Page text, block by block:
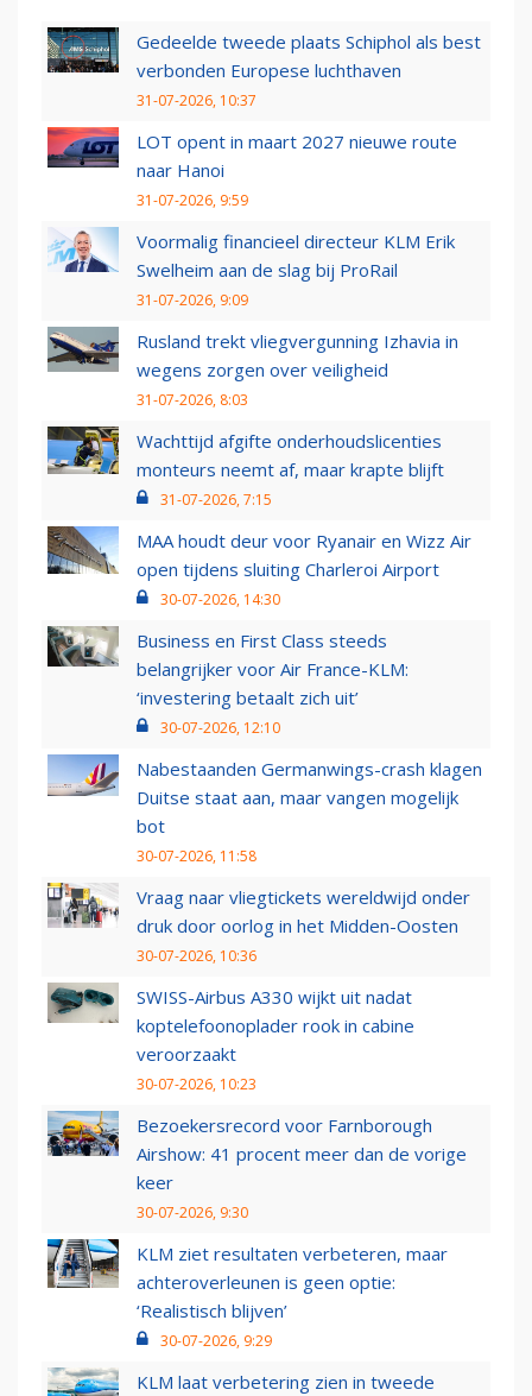
Gedeelde tweede plaats Schiphol als best
verbonden Europese luchthaven
31-07-2026, 10:37
LOT opent in maart 2027 nieuwe route
naar Hanoi
31-07-2026, 9:59
Voormalig financieel directeur KLM Erik
Swelheim aan de slag bij ProRail
31-07-2026, 9:09
Rusland trekt vliegvergunning Izhavia in
wegens zorgen over veiligheid
31-07-2026, 8:03
Wachttijd afgifte onderhoudslicenties
monteurs neemt af, maar krapte blijft
31-07-2026, 7:15
MAA houdt deur voor Ryanair en Wizz Air
open tijdens sluiting Charleroi Airport
30-07-2026, 14:30
Business en First Class steeds
belangrijker voor Air France-KLM:
‘investering betaalt zich uit’
30-07-2026, 12:10
Nabestaanden Germanwings-crash klagen
Duitse staat aan, maar vangen mogelijk
bot
30-07-2026, 11:58
Vraag naar vliegtickets wereldwijd onder
druk door oorlog in het Midden-Oosten
30-07-2026, 10:36
SWISS-Airbus A330 wijkt uit nadat
koptelefoonoplader rook in cabine
veroorzaakt
30-07-2026, 10:23
Bezoekersrecord voor Farnborough
Airshow: 41 procent meer dan de vorige
keer
30-07-2026, 9:30
KLM ziet resultaten verbeteren, maar
achteroverleunen is geen optie:
‘Realistisch blijven’
30-07-2026, 9:29
KLM laat verbetering zien in tweede